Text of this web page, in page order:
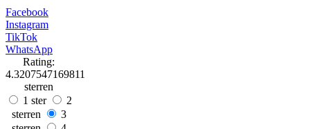
Facebook
Instagram
TikTok
WhatsApp
Rating:
4.3207547169811
sterren
1 ster
2
sterren
3